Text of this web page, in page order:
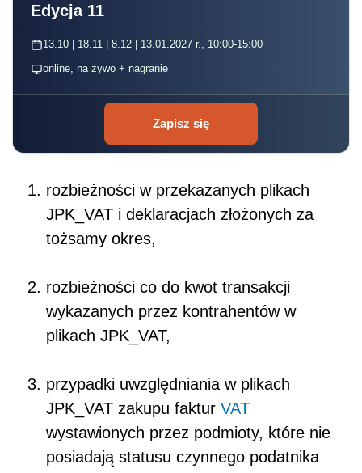
Edycja 11
13.10 | 18.11 | 8.12 | 13.01.2027 r., 10:00-15:00
online, na żywo + nagranie
Zapisz się
rozbieżności w przekazanych plikach
JPK_VAT i deklaracjach złożonych za
tożsamy okres,
rozbieżności co do kwot transakcji
wykazanych przez kontrahentów w
plikach JPK_VAT,
przypadki uwzględniania w plikach
JPK_VAT zakupu faktur VAT
wystawionych przez podmioty, które nie
posiadają statusu czynnego podatnika